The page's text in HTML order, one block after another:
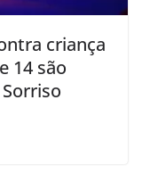
criança
14 são